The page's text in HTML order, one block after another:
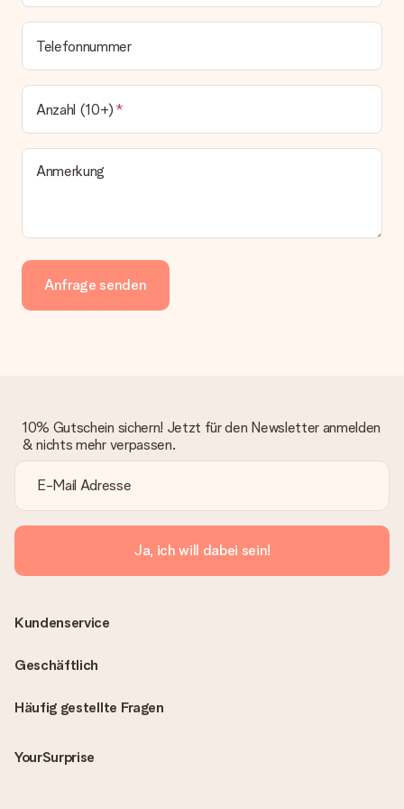
Telefonnummer
Anzahl (10+)
Anmerkung
Anfrage senden
10% Gutschein sichern! Jetzt für den Newsletter anmelden
& nichts mehr verpassen.
Ja, ich will dabei sein!
Häufig gestellte Fragen
YourSurprise
Kundenservice
Geschäftlich